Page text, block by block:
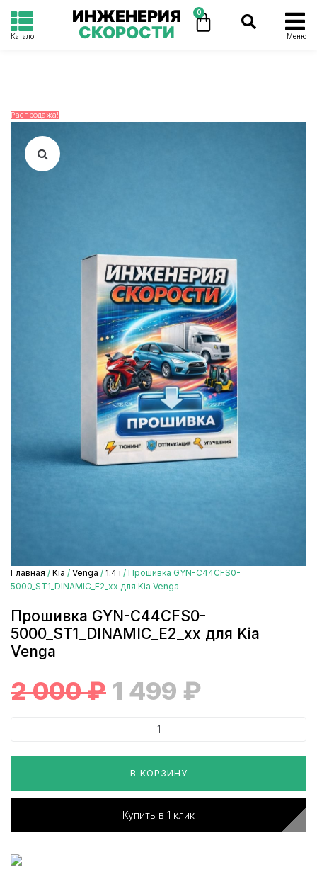
Каталог
ИНЖЕНЕРИЯ
СКОРОСТИ
0
Меню
Распродажа!
Главная / Kia / Venga / 1.4 i / Прошивка GYN-C44CFS0-
5000_ST1_DINAMIC_E2_xx для Kia Venga
Прошивка GYN-C44CFS0-
5000_ST1_DINAMIC_E2_xx для Kia
Venga
2 000₽ 1 499 ₽
В КОРЗИНУ
Купить в 1 клик